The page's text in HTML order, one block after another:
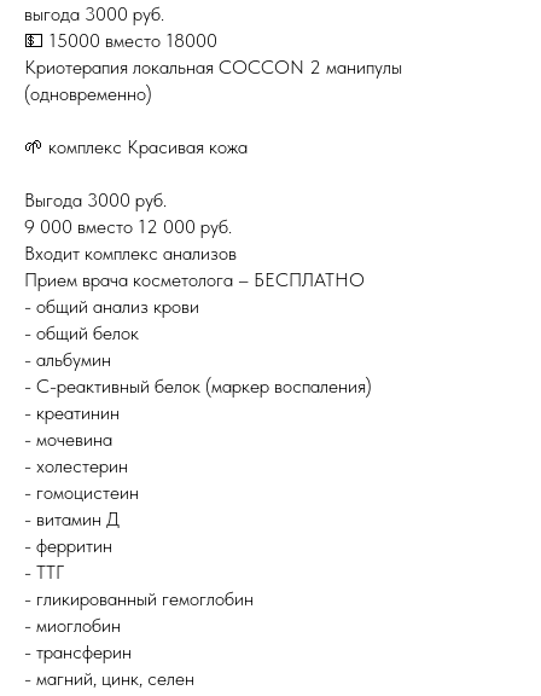
выгода 3000 руб.
💵 15000 вместо 18000
Криотерапия локальная COCCON 2 манипулы
(одновременно)
🌱 комплекс Красивая кожа
Выгода 3000 руб.
9 000 вместо 12 000 руб.
Входит комплекс анализов
Прием врача косметолога – БЕСПЛАТНО
- общий анализ крови
- общий белок
- альбумин
- С-реактивный белок (маркер воспаления)
- креатинин
- мочевина
- холестерин
- гомоцистеин
- витамин Д
- ферритин
- ТТГ
- гликированный гемоглобин
- миоглобин
- трансферин
- магний, цинк, селен